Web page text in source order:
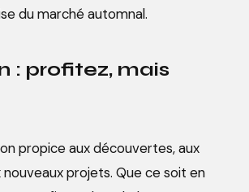
du marché automnal.
: profitez, mais
propice aux découvertes, aux
projets. Que ce soit en